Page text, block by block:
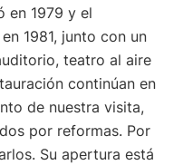
en 1979 y el
1981, junto con un
teatro al aire
continúan en
de nuestra visita,
por reformas. Por
Su apertura está